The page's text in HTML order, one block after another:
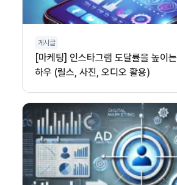
게시글
[마케팅] 인스타그램 도달률을 높이
하우 (릴스, 사진, 오디오 활용)